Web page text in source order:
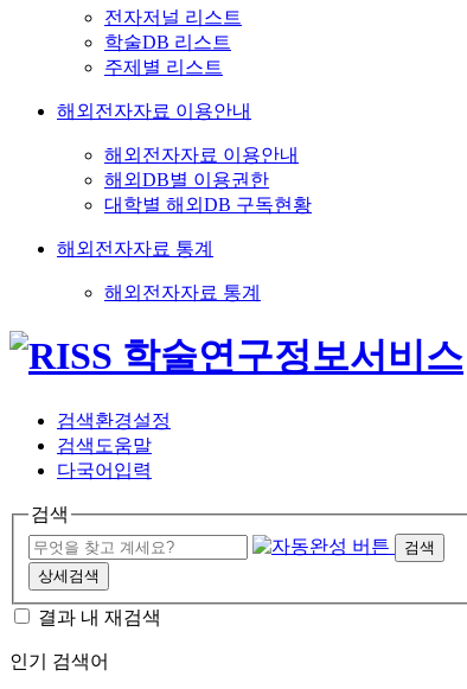
전자저널 리스트
학술DB 리스트
주제별 리스트
해외전자자료 이용안내
해외전자자료 이용안내
해외DB별 이용권한
대학별 해외DB 구독현황
해외전자자료 통계
해외전자자료 통계
검색환경설정
검색도움말
다국어입력
검색
검색
상세검색
결과 내 재검색
인기 검색어